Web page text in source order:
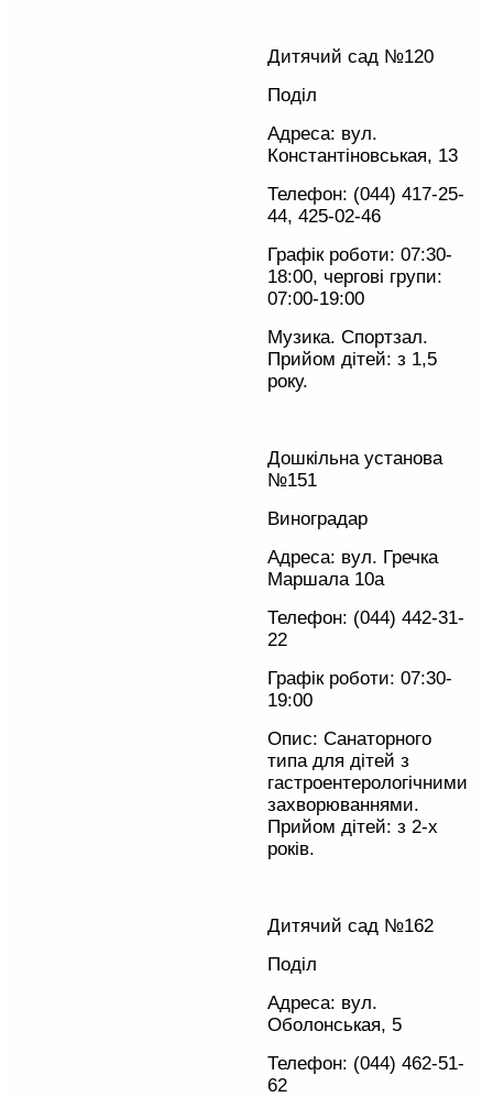
Дитячий сад №120
Поділ
Адреса: вул.
Константіновськая, 13
Телефон: (044) 417-25-
44, 425-02-46
Графік роботи: 07:30-
18:00, чергові групи:
07:00-19:00
Музика. Спортзал.
Прийом дітей: з 1,5
року.
Дошкільна установа
№151
Виноградар
Адреса: вул. Гречка
Маршала 10а
Телефон: (044) 442-31-
22
Графік роботи: 07:30-
19:00
Опис: Санаторного
типа для дітей з
гастроентерологічними
захворюваннями.
Прийом дітей: з 2-х
років.
Дитячий сад №162
Поділ
Адреса: вул.
Оболонськая, 5
Телефон: (044) 462-51-
62